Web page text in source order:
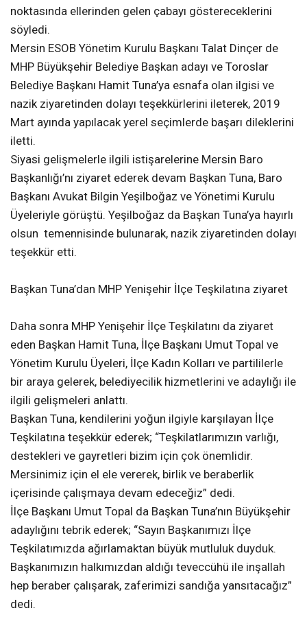
noktasında ellerinden gelen çabayı göstereceklerini
söyledi.
Mersin ESOB Yönetim Kurulu Başkanı Talat Dinçer de
MHP Büyükşehir Belediye Başkan adayı ve Toroslar
Belediye Başkanı Hamit Tuna’ya esnafa olan ilgisi ve
nazik ziyaretinden dolayı teşekkürlerini ileterek, 2019
Mart ayında yapılacak yerel seçimlerde başarı dileklerini
iletti.
Siyasi gelişmelerle ilgili istişarelerine Mersin Baro
Başkanlığı’nı ziyaret ederek devam Başkan Tuna, Baro
Başkanı Avukat Bilgin Yeşilboğaz ve Yönetimi Kurulu
Üyeleriyle görüştü. Yeşilboğaz da Başkan Tuna’ya hayırlı
olsun temennisinde bulunarak, nazik ziyaretinden dolayı
teşekkür etti.
Başkan Tuna’dan MHP Yenişehir İlçe Teşkilatına ziyaret
Daha sonra MHP Yenişehir İlçe Teşkilatını da ziyaret
eden Başkan Hamit Tuna, İlçe Başkanı Umut Topal ve
Yönetim Kurulu Üyeleri, İlçe Kadın Kolları ve partililerle
bir araya gelerek, belediyecilik hizmetlerini ve adaylığı ile
ilgili gelişmeleri anlattı.
Başkan Tuna, kendilerini yoğun ilgiyle karşılayan İlçe
Teşkilatına teşekkür ederek; “Teşkilatlarımızın varlığı,
destekleri ve gayretleri bizim için çok önemlidir.
Mersinimiz için el ele vererek, birlik ve beraberlik
içerisinde çalışmaya devam edeceğiz” dedi.
İlçe Başkanı Umut Topal da Başkan Tuna’nın Büyükşehir
adaylığını tebrik ederek; “Sayın Başkanımızı İlçe
Teşkilatımızda ağırlamaktan büyük mutluluk duyduk.
Başkanımızın halkımızdan aldığı teveccühü ile inşallah
hep beraber çalışarak, zaferimizi sandığa yansıtacağız”
dedi.